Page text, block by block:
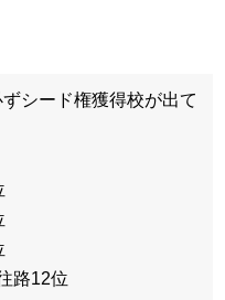
シード権獲得校が出て
路12位